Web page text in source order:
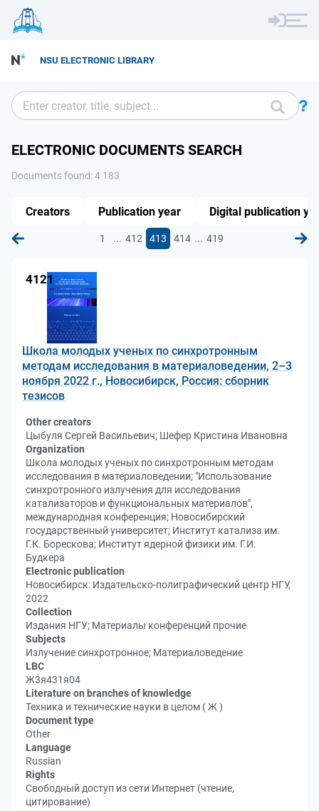
NSU ELECTRONIC LIBRARY
ELECTRONIC DOCUMENTS SEARCH
Documents found: 4 183
1 ... 412 413 414 ... 419
4121
Школа молодых ученых по синхротронным
методам исследования в материаловедении, 2–3
ноября 2022 г., Новосибирск, Россия: сборник
тезисов
Other creators
Цыбуля Сергей Васильевич; Шефер Кристина Ивановна
Organization
Школа молодых ученых по синхротронным методам
исследования в материаловедении; "Использование
синхротронного излучения для исследования
катализаторов и функциональных материалов",
международная конференция; Новосибирский
государственный университет; Институт катализа им.
Г.К. Борескова; Институт ядерной физики им. Г.И.
Будкера
Electronic publication
Новосибирск: Издательско-полиграфический центр НГУ,
2022
Collection
Издания НГУ; Материалы конференций прочие
Subjects
Излучение синхротронное; Материаловедение
LBC
Ж3я431я04
Literature on branches of knowledge
Техника и технические науки в целом ( Ж )
Document type
Other
Language
Russian
Rights
Свободный доступ из сети Интернет (чтение,
цитирование)
Creators Publication year Digital publication